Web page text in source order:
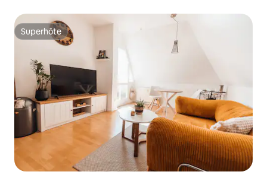
Superhôte
Superhôte